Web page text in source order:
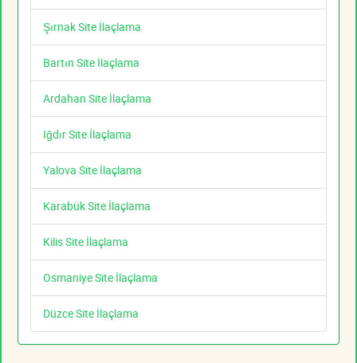
Şırnak Site İlaçlama
Bartın Site İlaçlama
Ardahan Site İlaçlama
Iğdır Site İlaçlama
Yalova Site İlaçlama
Karabük Site İlaçlama
Kilis Site İlaçlama
Osmaniye Site İlaçlama
Düzce Site İlaçlama